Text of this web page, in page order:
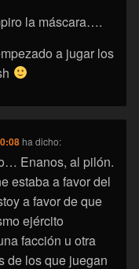
la máscara….
a jugar los
ha dicho:
Enanos, al pilón.
estaba a favor del
a favor de que
ejército
facción u otra
de los que juegan